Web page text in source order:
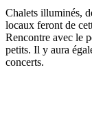
Chalets illuminés,
locaux feront de
Rencontre avec le
petits. Il y aura
concerts.